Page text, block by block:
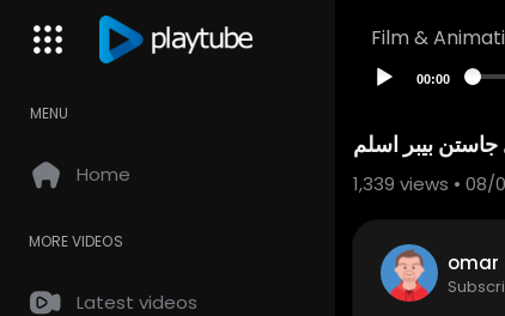
Film &
MENU
Home
MORE VIDEOS
Latest videos
00:00
بيبر اسلم
1,339 views • 08/
omar